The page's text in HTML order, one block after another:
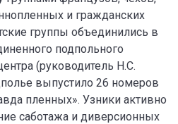
и гражданских
группы объединились в
подпольного
(руководитель Н.С.
выпустило 26 номеров
пленных». Узники активно
саботажа и диверсионных